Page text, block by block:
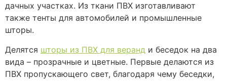
дачных участках. Из ткани ПВХ изготавливают
также тенты для автомобилей и промышленные
шторы.
Делятся шторы из ПВХ для веранд и беседок на два
вида – прозрачные и цветные. Первые делаются из
ПВХ пропускающего свет, благодаря чему беседки,